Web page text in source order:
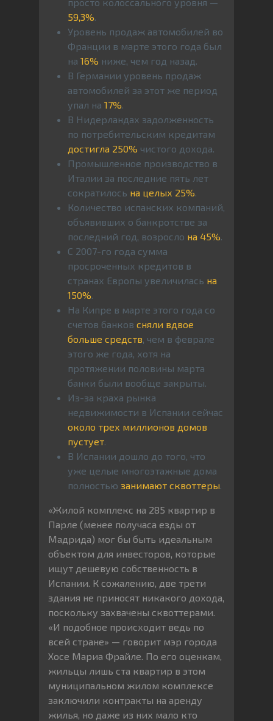
59,3%.
Уровень продаж автомобилей во
Франции в марте этого года был
на 16% ниже, чем год назад.
В Германии уровень продаж
автомобилей за этот же период
упал на 17%.
В Нидерландах задолженность
по потребительским кредитам
достигла 250% чистого дохода.
Промышленное производство в
Италии за последние пять лет
сократилось на целых 25%.
Количество испанских компаний,
объявивших о банкротстве за
последний год, возросло на 45%.
С 2007-го года сумма
просроченных кредитов в
странах Европы увеличилась на
150%.
На Кипре в марте этого года со
счетов банков сняли вдвое
больше средств, чем в феврале
этого же года, хотя на
протяжении половины марта
банки были вообще закрыты.
Из-за краха рынка
недвижимости в Испании сейчас
около трех миллионов домов
пустует.
В Испании дошло до того, что
уже целые многоэтажные дома
полностью занимают сквоттеры.
«Жилой комплекс на 285 квартир в
Парле (менее получаса езды от
Мадрида) мог бы быть идеальным
объектом для инвесторов, которые
ищут дешевую собственность в
Испании. К сожалению, две трети
здания не приносят никакого дохода,
поскольку захвачены сквоттерами.
«И подобное происходит ведь по
всей стране» — говорит мэр города
Хосе Мариа Фрайле. По его оценкам,
жильцы лишь ста квартир в этом
муниципальном жилом комплексе
заключили контракты на аренду
жилья, но даже из них мало кто